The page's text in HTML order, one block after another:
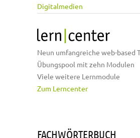
Digitalmedien
Neun umfangreiche web-based
Übungspool mit zehn Modulen
Viele weitere Lernmodule
Zum Lerncenter
FACHWÖRTERBUCH